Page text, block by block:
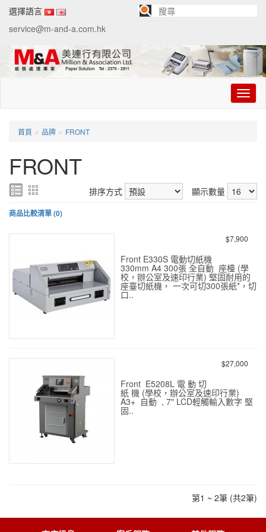
選擇語言
service@m-and-a.com.hk
切
换
首頁 » 品牌 » FRONT
FRONT
顯示數量
排序方式
商品比較清單 (0)
$7,900
(A4 300張)
Front E330S 電動切紙機
330mm A4 300張 全自動 座檯 (學
校，辦公室及速印行業) 堅固耐用的
座臺切紙機， 一次可切300張紙*，切
口..
$27,000
Front E5208L 電 動 切
紙 機 (學校，辦公室及速印行業)
A3+ 自動 , 7" LCD輕觸輸入數字 堅
固..
第1 ~ 2筆 (共2筆)